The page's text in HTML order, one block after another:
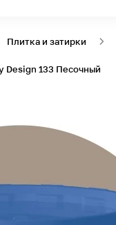
Плитка и затирки
Design 133 Песочный